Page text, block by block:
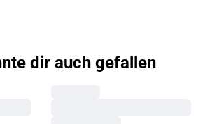
dir auch gefallen